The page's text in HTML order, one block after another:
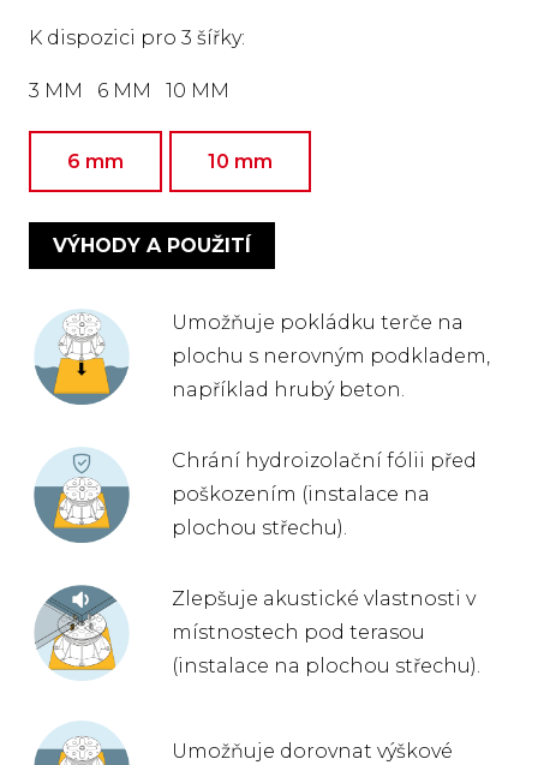
K dispozici pro 3 šířky:
3 MM 6 MM 10 MM
6 mm 10 mm
VÝHODY A POUŽITÍ
Umožňuje pokládku terče na
plochu s nerovným podkladem,
například hrubý beton.
Chrání hydroizolační fólii před
poškozením (instalace na
plochou střechu).
Zlepšuje akustické vlastnosti v
místnostech pod terasou
(instalace na plochou střechu).
Umožňuje dorovnat výškové